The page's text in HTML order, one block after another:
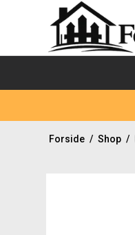
Forside / Shop /